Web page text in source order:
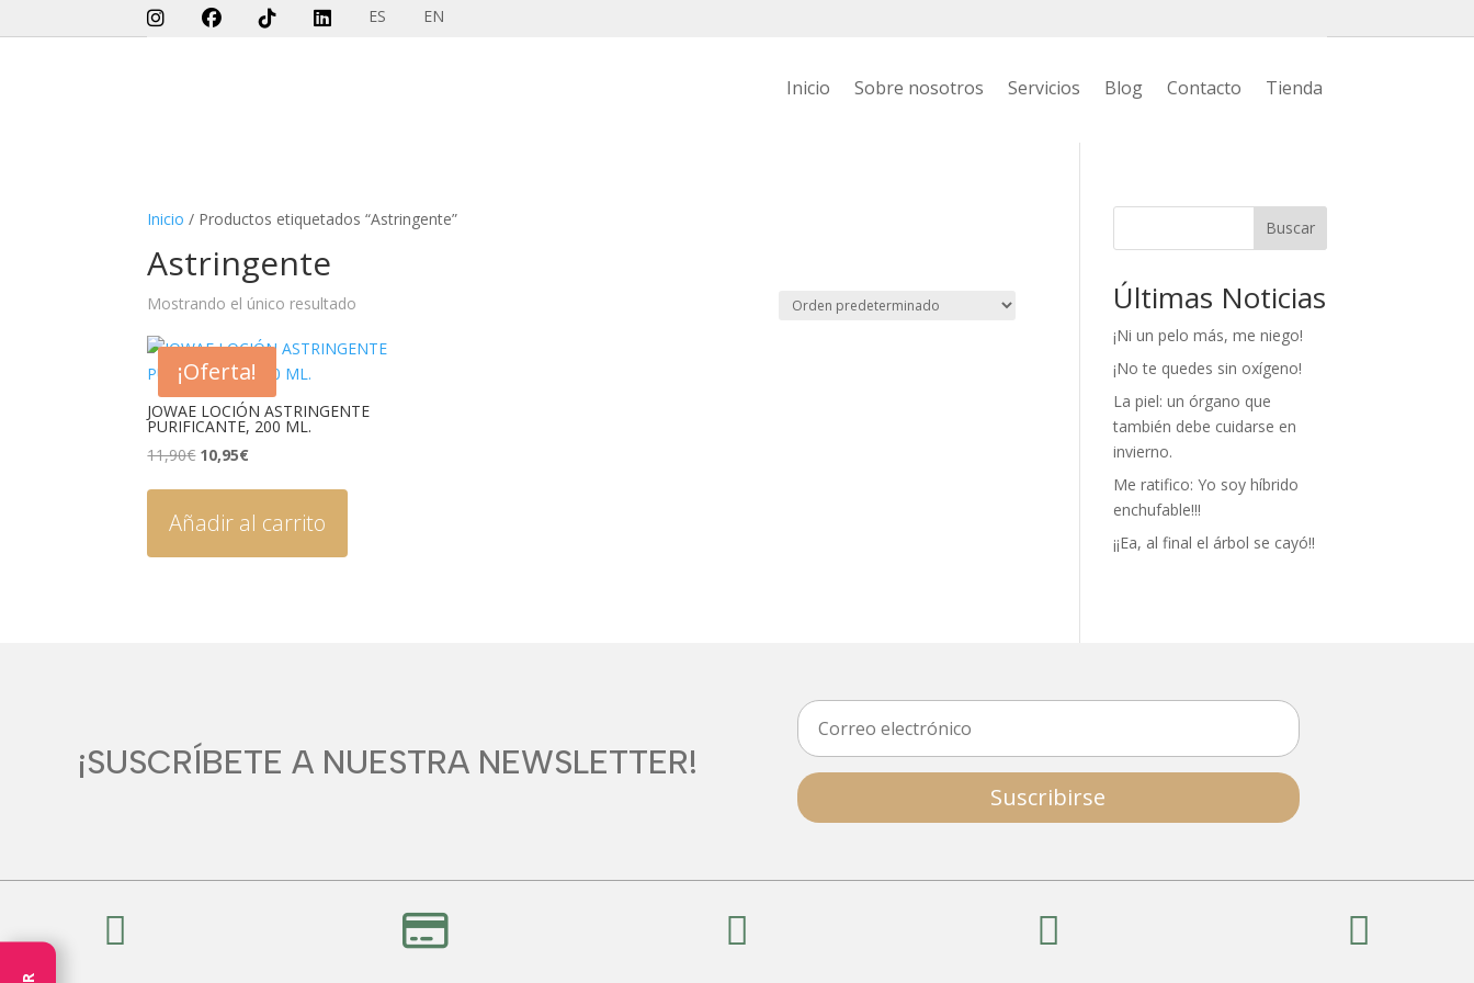
ES EN
Inicio Sobre nosotros Servicios Blog Contacto Tienda
Inicio / Productos etiquetados “Astringente”
Astringente
Mostrando el único resultado
¡Oferta!
JOWAE LOCIÓN ASTRINGENTE
PURIFICANTE, 200 ML.
11,90€ El
era:
11,90€.
10,95€El
es:
10,95€.
Añadir al carrito
Buscar
Últimas Noticias
¡Ni un pelo más, me niego!
¡No te quedes sin oxígeno!
La piel: un órgano que
también debe cuidarse en
invierno.
Me ratifico: Yo soy híbrido
enchufable!!!
¡¡Ea, al final el árbol se cayó!!
¡SUSCRÍBETE A NUESTRA NEWSLETTER!
Suscribirse
    